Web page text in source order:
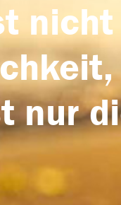
nur